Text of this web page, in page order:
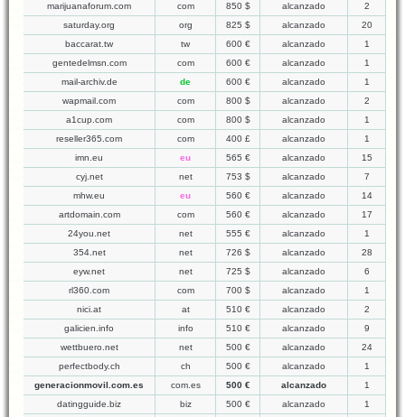
marijuanaforum.com
com 850 $ alcanzado
2
saturday.org
org 825 $ alcanzado
20
baccarat.tw
tw 600 € alcanzado
1
gentedelmsn.com
com 600 € alcanzado
1
mail-archiv.de
de 600 € alcanzado
1
wapmail.com
com 800 $ alcanzado
2
a1cup.com
com 800 $ alcanzado
1
reseller365.com
com 400 £ alcanzado
1
imn.eu
eu 565 € alcanzado
15
cyj.net
net 753 $ alcanzado
7
mhw.eu
eu 560 € alcanzado
14
artdomain.com
com 560 € alcanzado
17
24you.net
net 555 € alcanzado
1
354.net
net 726 $ alcanzado
28
eyw.net
net 725 $ alcanzado
6
rl360.com
com 700 $ alcanzado
1
nici.at
at 510 € alcanzado
2
galicien.info
info 510 € alcanzado
9
wettbuero.net
net 500 € alcanzado
24
perfectbody.ch
ch 500 € alcanzado
1
generacionmovil.com.es
com.es 500 € alcanzado
1
datingguide.biz
biz 500 € alcanzado
1